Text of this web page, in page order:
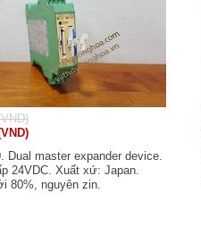
Dual master expander device.
24VDC. Xuất xứ: Japan.
80%, nguyên zin.